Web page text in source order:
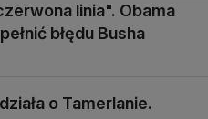
linia". Obama
błędu Busha
o Tamerlanie.